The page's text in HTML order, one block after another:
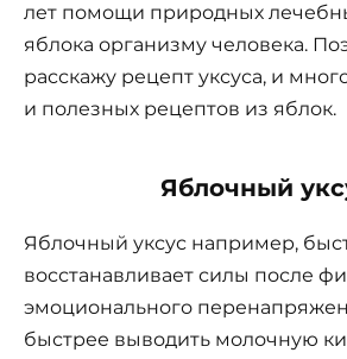
лет помощи природных
яблока организму человека.
расскажу рецепт уксуса, и
и полезных рецептов из яблок.
Яблочный
Яблочный уксус например,
восстанавливает силы после
эмоционального
быстрее выводить молочную